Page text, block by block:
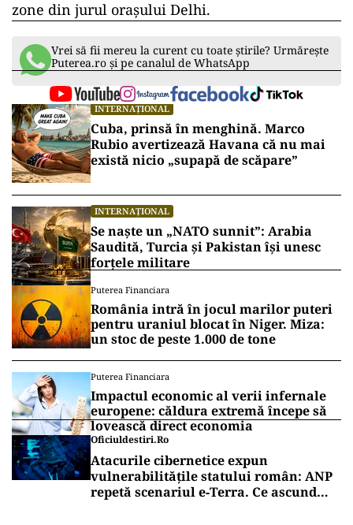
Mii de protestatari fermieri au înconjurat
centrul orașului indian. În jur de 500 de ofițeri
de poliție au fost răniți, iar un fermier a murit
în urma protestelor violente.
După o săptămână de conflicte, fermierii au
avut o zi de grevă a foamei.
De altfel, autoritățile indiene au blocat accesul
laserviciile de Internet pe mobil
zone din jurul orașului Delhi.
Vrei să fii mereu la curent cu toate știrile? Urmărește
Puterea.ro și pe canalul de WhatsApp
INTERNAȚIONAL
Cuba, prinsă în menghină. Marco
Rubio avertizează Havana că nu mai
există nicio „supapă de scăpare”
INTERNAȚIONAL
Se naște un „NATO sunnit”: Arabia
Saudită, Turcia și Pakistan își unesc
forțele militare